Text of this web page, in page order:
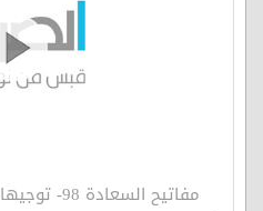
مفاتيح السعادة 98- توجيهات رمضانية